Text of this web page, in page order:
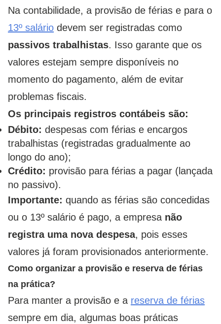
Na contabilidade, a provisão de férias e para o
13º salário devem ser registradas como
passivos trabalhistas. Isso garante que os
valores estejam sempre disponíveis no
momento do pagamento, além de evitar
problemas fiscais.
Os principais registros contábeis são:
Débito: despesas com férias e encargos
trabalhistas (registradas gradualmente ao
longo do ano);
Crédito: provisão para férias a pagar (lançada
no passivo).
Importante: quando as férias são concedidas
ou o 13º salário é pago, a empresa não
registra uma nova despesa, pois esses
valores já foram provisionados anteriormente.
Como organizar a provisão e reserva de férias
na prática?
Para manter a provisão e a reserva de férias
sempre em dia, algumas boas práticas